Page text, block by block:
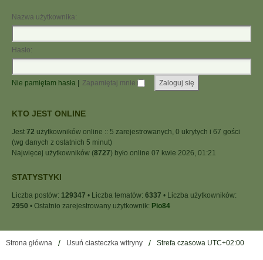
Nazwa użytkownika:
Hasło:
Nie pamiętam hasła Zapamiętaj mnie
KTO JEST ONLINE
Jest 72 użytkowników online :: 5 zarejestrowanych, 0 ukrytych i 67 gości
(wg danych z ostatnich 5 minut)
Najwięcej użytkowników (8727) było online 07 kwie 2026, 01:21
STATYSTYKI
Liczba postów: 129347 • Liczba tematów: 6337 • Liczba użytkowników:
2950 • Ostatnio zarejestrowany użytkownik: Pio84
Strona główna Usuń ciasteczka witryny Strefa czasowa UTC+02:00